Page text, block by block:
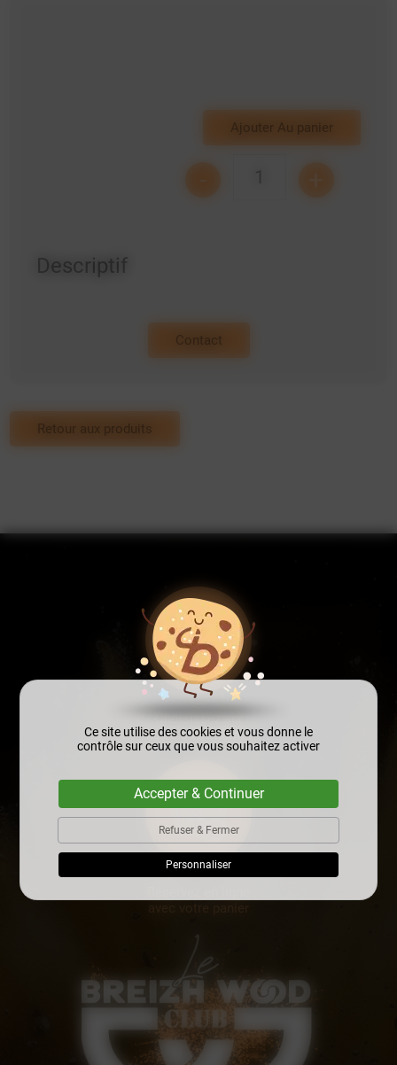
Ce site utilise des cookies et vous donne le
contrôle sur ceux que vous souhaitez activer
Accepter & Continuer
Refuser & Fermer
Personnaliser
Ajouter Au panier
Descriptif
Contact
Retour aux produits
Choisissez sur
notre site internet